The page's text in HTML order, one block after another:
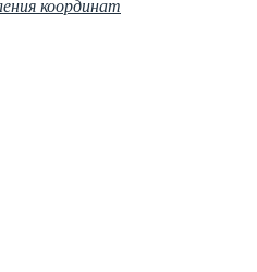
координат